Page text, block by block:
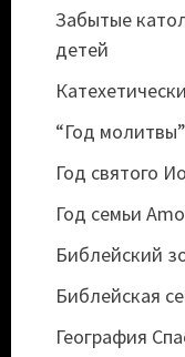
Забытые
детей
“Год
Год святого
Год семьи
Библейский
Библейская
География